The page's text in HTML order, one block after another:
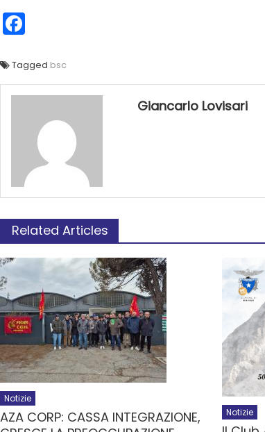
Tagged bsc
Giancarlo Lovisari
Related Articles
Notizie
AZA CORP: CASSA INTEGRAZIONE,
Notizie